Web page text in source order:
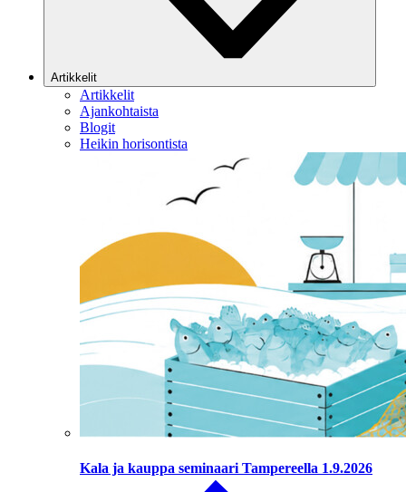
Artikkelit
Artikkelit
Ajankohtaista
Blogit
Heikin horisontista
Kala ja kauppa seminaari Tampereella 1.9.2026